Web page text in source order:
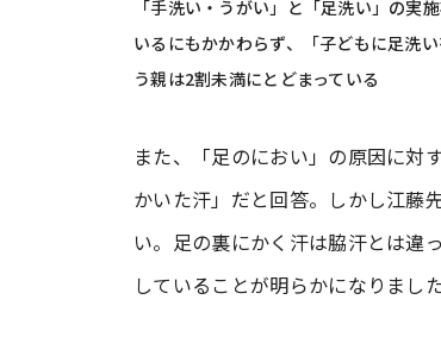
「手洗い・うがい」と「足洗い」の実
いるにもかかわらず、「子どもに足洗
う親は2割未満にとどまっている
また、「足のにおい」の原因に対
かいた汗」だと回答。しかし江藤
い。足の裏にかく汗は脇汗とは違
していることが明らかになりました